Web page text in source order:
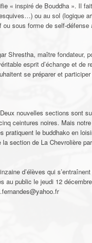
« inspiré de Bouddha ». Il
ou au sol (logique
sous forme de self-défense
Shrestha, maître fondateur,
esprit d’échange et de
se préparer et
nouvelles sections sont
ceintures noires. Mais
pratiquent le buddhako en
section de La Chevrolière
d’élèves qui
au public le jeudi 12